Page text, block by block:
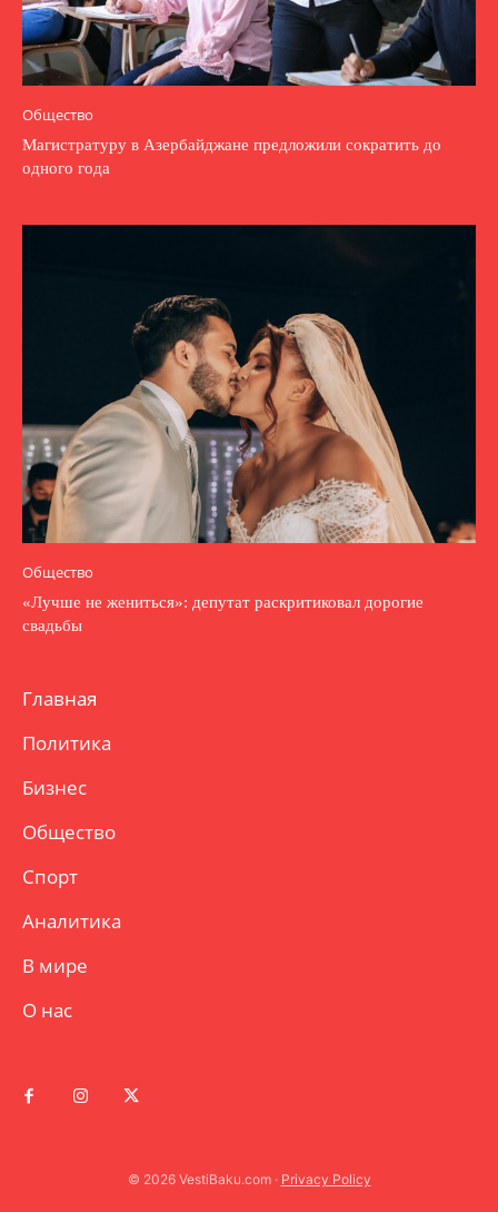
Общество
Магистратуру в Азербайджане предложили сократить до
одного года
Общество
«Лучше не жениться»: депутат раскритиковал дорогие
свадьбы
Главная
Политика
Бизнес
Общество
Спорт
Аналитика
В мире
О нас
© 2026 VestiBaku.com · Privacy Policy